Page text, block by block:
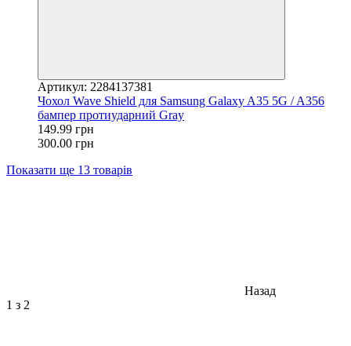
Артикул: 2284137381
Чохол Wave Shield для Samsung Galaxy A35 5G / A356
бампер протиударний Gray
149.99 грн
300.00 грн
Показати ще 13 товарів
Назад
1 з 2